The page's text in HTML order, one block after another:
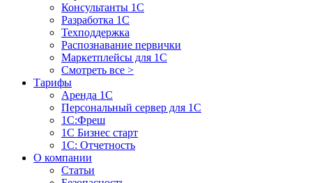
Консультанты 1С
Разработка 1С
Техподдержка
Распознавание первички
Маркетплейсы для 1С
Смотреть все >
Тарифы
Аренда 1С
Персональный сервер для 1С
1С:Фреш
1С Бизнес старт
1С: Отчетность
О компании
Статьи